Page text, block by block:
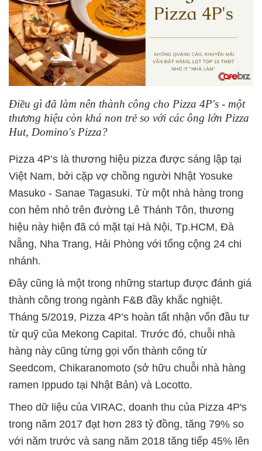
Điều gì đã làm nên thành công cho Pizza 4P's - một
thương hiệu còn khá non trẻ so với các ông lớn Pizza
Hut, Domino's Pizza?
Pizza 4P’s là thương hiệu pizza được sáng lập tại
Việt Nam, bởi cặp vợ chồng người Nhật Yosuke
Masuko - Sanae Tagasuki. Từ một nhà hàng trong
con hẻm nhỏ trên đường Lê Thánh Tôn, thương
hiệu này hiện đã có mặt tại Hà Nội, Tp.HCM, Đà
Nẵng, Nha Trang, Hải Phòng với tổng cộng 24 chi
nhánh.
Đây cũng là một trong những startup được đánh giá
thành công trong ngành F&B đầy khắc nghiệt.
Tháng 5/2019, Pizza 4P’s hoàn tất nhận vốn đầu tư
từ quỹ của Mekong Capital. Trước đó, chuỗi nhà
hàng này cũng từng gọi vốn thành công từ
Seedcom, Chikaranomoto (sở hữu chuỗi nhà hàng
ramen Ippudo tại Nhật Bản) và Locotto.
Theo dữ liệu của VIRAC, doanh thu của Pizza 4P's
trong năm 2017 đạt hơn 283 tỷ đồng, tăng 79% so
với năm trước và sang năm 2018 tăng tiếp 45% lên